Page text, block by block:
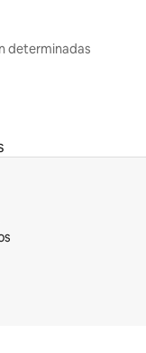
determinadas